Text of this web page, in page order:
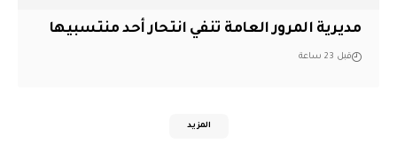
مديرية المرور العامة تنفي انتحار أحد منتسبيها
قبل 23 ساعة
المزيد